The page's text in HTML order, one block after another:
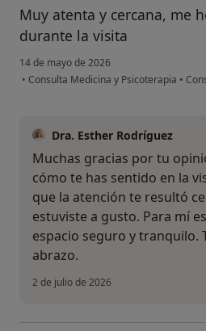
Muy atenta y cercana, me
durante la visita
14 de mayo de 2026
• Consulta Medicina y Psicoterapia •
Dra. Esther Rodríguez
Muchas gracias por tu
cómo te has sentido en la
que la atención te resultó
estuviste a gusto. Para mí
espacio seguro y tranquilo.
abrazo.
2 de julio de 2026